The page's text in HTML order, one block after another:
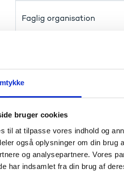
bruger cookies
til at tilpasse vores indhold og
også oplysninger om din brug
og analysepartnere. Vores
har indsamlet fra din brug af
Faglig organisation
Kommuner
Kommuner